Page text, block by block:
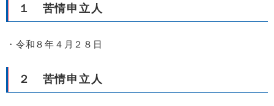
１ 苦情申立人
・令和８年４月２８日
２ 苦情申立人